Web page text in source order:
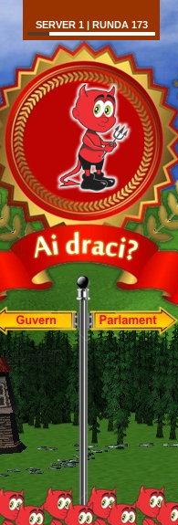
SERVER 1 | RUNDA 173